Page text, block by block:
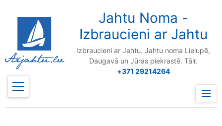
Jahtu Noma -
Izbraucieni ar Jahtu
Izbraucieni ar Jahtu. Jahtu noma Lielupē,
Daugavā un Jūras piekrastē. Tālr.
+371 29214264
Menu